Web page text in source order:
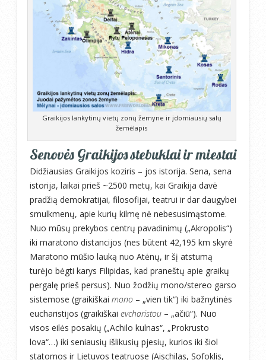
Graikijos lankytinų vietų zonų žemyne ir įdomiausių salų
žemėlapis
Senovės Graikijos stebuklai ir miestai
Didžiausias Graikijos koziris – jos istorija. Sena, sena
istorija, laikai prieš ~2500 metų, kai Graikija davė
pradžią demokratijai, filosofijai, teatrui ir dar daugybei
smulkmenų, apie kurių kilmę nė nebesusimąstome.
Nuo mūsų prekybos centrų pavadinimų („Akropolis“)
iki maratono distancijos (nes būtent 42,195 km skyrė
Maratono mūšio lauką nuo Atėnų, ir šį atstumą
turėjo bėgti karys Filipidas, kad praneštų apie graikų
pergalę prieš persus). Nuo žodžių mono/stereo garso
sistemose (graikiškai mono – „vien tik“) iki bažnytinės
eucharistijos (graikiškai evcharistou – „ačiū“). Nuo
visos eilės posakių („Achilo kulnas“, „Prokrusto
lova“…) iki seniausių išlikusių pjesių, kurios iki šiol
statomos ir Lietuvos teatruose (Aischilas, Sofoklis,